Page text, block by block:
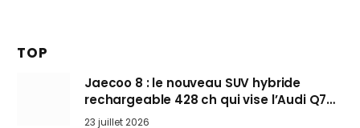
TOP
Jaecoo 8 : le nouveau SUV hybride
rechargeable 428 ch qui vise l’Audi Q7
arrive en Europe cet automne
23 juillet 2026